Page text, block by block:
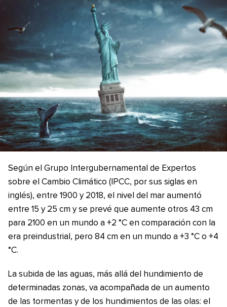
Según el Grupo Intergubernamental de Expertos
sobre el Cambio Climático (IPCC, por sus siglas en
inglés), entre 1900 y 2018, el nivel del mar aumentó
entre 15 y 25 cm y se prevé que aumente otros 43 cm
para 2100 en un mundo a +2 °C en comparación con la
era preindustrial, pero 84 cm en un mundo a +3 °C o +4
°C.
La subida de las aguas, más allá del hundimiento de
determinadas zonas, va acompañada de un aumento
de las tormentas y de los hundimientos de las olas: el